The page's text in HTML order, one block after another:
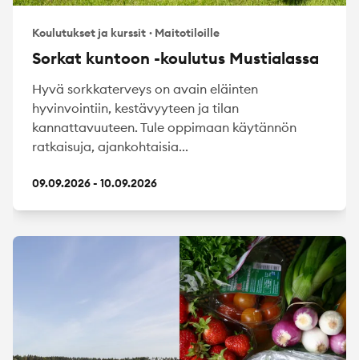
Koulutukset ja kurssit · Maitotiloille
Sorkat kuntoon -koulutus Mustialassa
Hyvä sorkkaterveys on avain eläinten
hyvinvointiin, kestävyyteen ja tilan
kannattavuuteen. Tule oppimaan käytännön
ratkaisuja, ajankohtaisia...
09.09.2026 - 10.09.2026